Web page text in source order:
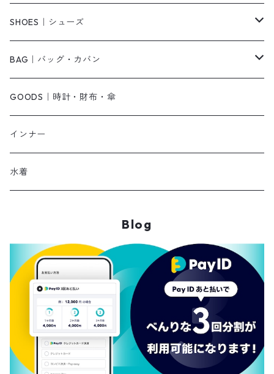
ベアトップ・チューブトップ
その他
シャツワンピース
キャミワンピース
オールインワン・サロペット
ジャンパースカート
その他
その他
ピアス・リング
ネックレス
ベルト
ブレスレット
帽子
スカーフ
ストール・マフラー
レッグウェア
メガネ・サングラス
SHOES｜シューズ
パンプス
サンダル
ショートブーツ・ブーティ
ロングブーツ
ローファー
その他
BAG｜バッグ・カバン
ショルダーバッグ
ハンドバッグ
リュック
かごバッグ
その他
GOODS｜時計・財布・傘
インナー
水着
Blog